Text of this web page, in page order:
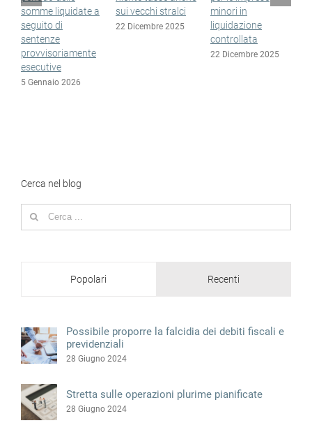
somme liquidate a
seguito di
sentenze
provvisoriamente
esecutive
5 Gennaio 2026
sui vecchi stralci
22 Dicembre 2025
minori in
liquidazione
controllata
22 Dicembre 2025
Cerca nel blog
Search
for:
Popolari Recenti
Possibile proporre la falcidia dei debiti fiscali e
previdenziali
28 Giugno 2024
Stretta sulle operazioni plurime pianificate
28 Giugno 2024